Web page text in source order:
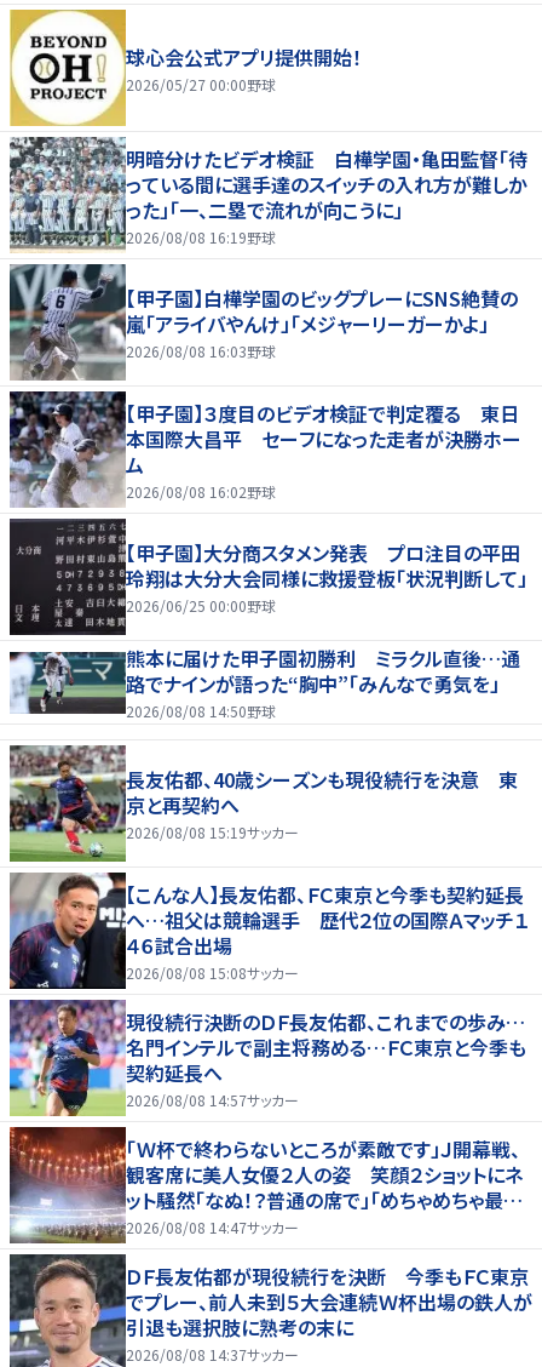
球心会公式アプリ提供開始！
2026/05/27 00:00野球
明暗分けたビデオ検証 白樺学園・亀田監督「待
っている間に選手達のスイッチの入れ方が難しか
った」「一、二塁で流れが向こうに」
2026/08/08 16:19野球
【甲子園】白樺学園のビッグプレーにSNS絶賛の
嵐「アライバやんけ」「メジャーリーガーかよ」
2026/08/08 16:03野球
【甲子園】３度目のビデオ検証で判定覆る 東日
本国際大昌平 セーフになった走者が決勝ホー
ム
2026/08/08 16:02野球
【甲子園】大分商スタメン発表 プロ注目の平田
玲翔は大分大会同様に救援登板「状況判断して」
2026/06/25 00:00野球
熊本に届けた甲子園初勝利 ミラクル直後…通
路でナインが語った“胸中”「みんなで勇気を」
2026/08/08 14:50野球
長友佑都、40歳シーズンも現役続行を決意 東
京と再契約へ
2026/08/08 15:19サッカー
【こんな人】長友佑都、ＦＣ東京と今季も契約延長
へ…祖父は競輪選手 歴代２位の国際Ａマッチ１
４６試合出場
2026/08/08 15:08サッカー
現役続行決断のＤＦ長友佑都、これまでの歩み…
名門インテルで副主将務める…ＦＣ東京と今季も
契約延長へ
2026/08/08 14:57サッカー
「Ｗ杯で終わらないところが素敵です」Ｊ開幕戦、
観客席に美人女優２人の姿 笑顔２ショットにネ
ット騒然「なぬ！？普通の席で」「めちゃめちゃ最上
級に可愛すぎ」
2026/08/08 14:47サッカー
ＤＦ長友佑都が現役続行を決断 今季もＦＣ東京
でプレー、前人未到５大会連続Ｗ杯出場の鉄人が
引退も選択肢に熟考の末に
2026/08/08 14:37サッカー